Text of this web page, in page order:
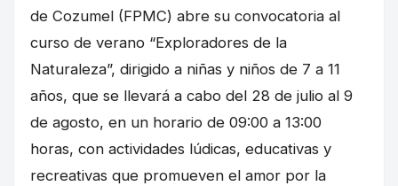
de Cozumel (FPMC) abre su convocatoria al
curso de verano “Exploradores de la
Naturaleza”, dirigido a niñas y niños de 7 a 11
años, que se llevará a cabo del 28 de julio al 9
de agosto, en un horario de 09:00 a 13:00
horas, con actividades lúdicas, educativas y
recreativas que promueven el amor por la